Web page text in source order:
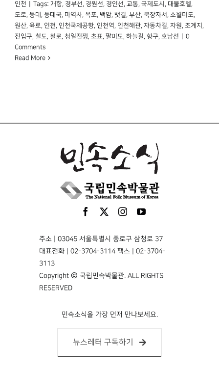
인천
Tags: 개항, 경부선, 경원선, 경인선, 교통, 국제도시 , 대불호텔,
도로, 등대 , 등대국, 마역사, 목포, 백암, 뱃길, 부산, 북장자서 , 소월미도,
원산, 육로, 인천, 인천국제공항, 인천역, 인천해관, 자동차길, 자원, 조계지 ,
진입구, 철도, 철로, 청일전쟁, 초표, 팔미도, 하늘길, 항구, 호남선
0
Comments
Read More
주소 | 03045 서울특별시 종로구 삼청로 37
대표전화 | 02-3704-3114 팩스 | 02-3704-
3113
Copyright © 국립민속박물관. ALL RIGHTS
RESERVED
민속소식을 가장 먼저 만나보세요.
뉴스레터 구독하기